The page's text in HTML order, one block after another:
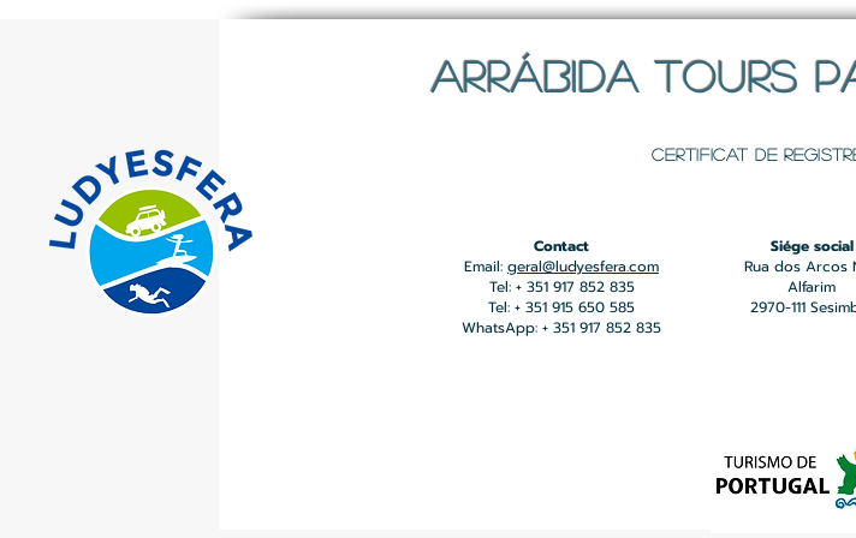
ARRÁBIDA TOURS
Certificat de registre
Contact
Email: geral@ludyesfera.com
Tel: + 351 917 852 835
Tel: + 351 915 650 585
WhatsApp: + 351 917 852 835
Siége social
Rua dos Arcos
Alfarim
2970-111